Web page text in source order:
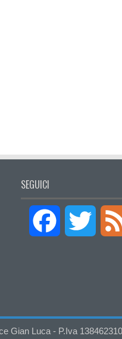
SEGUICI
Facebook
Gian Luca - P.Iva